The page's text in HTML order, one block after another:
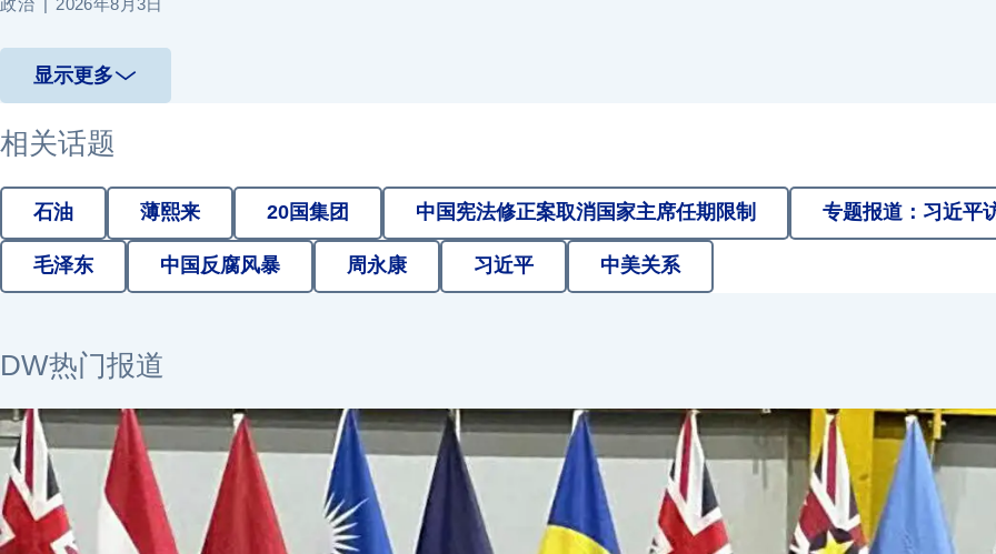
政治 2026年8月3日
显示更多
相关话题
石油 薄熙来 20国集团 中国宪法修正案取消国家主席任期限制 专题报道：习近平
毛泽东 中国反腐风暴 周永康 习近平 中美关系
DW热门报道